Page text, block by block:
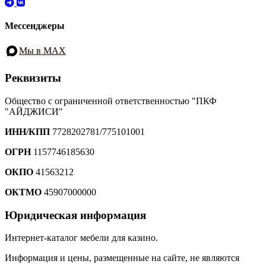
Мессенджеры
Мы в MAX
Реквизиты
Общество с ограниченной ответственностью "ПКФ
"АЙДЖИСИ"
ИНН/КПП 7728202781/775101001
ОГРН1157746185630
ОКПО 41563212
ОКТМО 45907000000
Юридическая информация
Интернет-каталог мебели для казино.
Информация и цены, размещенные на сайте, не являются